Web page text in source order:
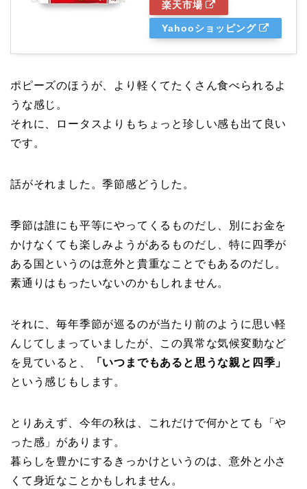
楽天市場
Yahooショッピング
ポピーズのほうが、より軽くてたくさん食べられるよ
うな感じ。
それに、ロータスよりもちょっと珍しい感も出て良い
です。
話がそれました。季節感どうした。
季節は誰にも平等にやってくるものだし、別にお金を
かけなくても楽しみようがあるものだし、特に四季が
ある国というのは意外と貴重なことでもあるのだし。
素通りはもったいないのかもしれません。
それに、毎年季節が巡るのが当たり前のように思い軽
んじてしまっていましたが、この異常な気候変動など
を見ていると、
「いつまでもあると思うな親と四季」
という感じもします。
とりあえず、今年の秋は、これだけで何かとても「や
った感」があります。
暮らしを豊かにするきっかけというのは、意外と小さ
くて身近なことかもしれません。